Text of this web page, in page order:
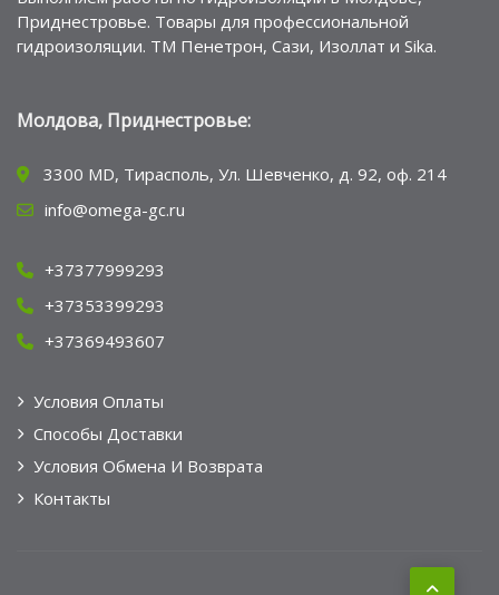
Приднестровье. Товары для профессиональной
гидроизоляции. ТМ Пенетрон, Сази, Изоллат и Sika.
Молдова, Приднестровье:
3300 MD, Тирасполь, Ул. Шевченко, д. 92, оф. 214
info@omega-gc.ru
+37377999293
+37353399293
+37369493607
Условия Оплаты
Способы Доставки
Условия Обмена И Возврата
Контакты